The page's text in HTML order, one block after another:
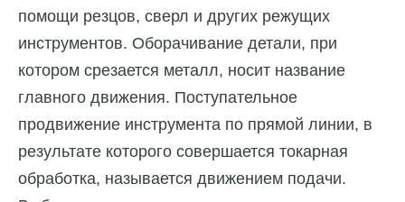
помощи резцов, сверл и других режущих
инструментов. Оборачивание детали, при
котором срезается металл, носит название
главного движения. Поступательное
продвижение инструмента по прямой линии, в
результате которого совершается токарная
обработка, называется движением подачи.